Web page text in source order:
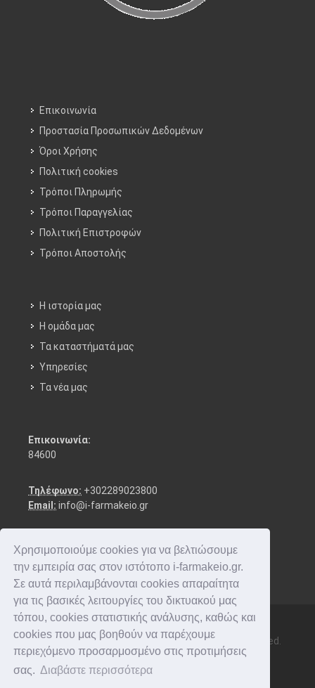
Χρησιμοποιούμε cookies για να βελτιώσουμε
την εμπειρία σας στον ιστότοπο i-farmakeio.gr.
Σε αυτά περιλαμβάνονται cookies απαραίτητα
για τις βασικές λειτουργίες του δικτυακού μας
τόπου, cookies στατιστικής ανάλυσης, καθώς και
cookies που μας βοηθούν να παρέχουμε
περιεχόμενο προσαρμοσμένο στις προτιμήσεις
σας. Διαβάστε περισσότερα
Επικοινωνία
Προστασία Προσωπικών Δεδομένων
Όροι Χρήσης
Πολιτική cookies
Τρόποι Πληρωμής
Τρόποι Παραγγελίας
Πολιτική Επιστροφών
Τρόποι Aποστολής
Η ιστορία μας
Η ομάδα μας
Τα καταστήματά μας
Υπηρεσίες
Τα νέα μας
Επικοινωνία:
84600
Τηλέφωνο: +302289023800
Email: info@i-farmakeio.gr
Copyright © 2016-2026 i-farmakeio. All rights reserved.